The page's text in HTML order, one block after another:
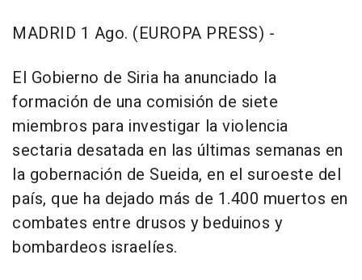
MADRID 1 Ago. (EUROPA PRESS) -
El Gobierno de Siria ha anunciado la
formación de una comisión de siete
miembros para investigar la violencia
sectaria desatada en las últimas semanas en
la gobernación de Sueida, en el suroeste del
país, que ha dejado más de 1.400 muertos en
combates entre drusos y beduinos y
bombardeos israelíes.